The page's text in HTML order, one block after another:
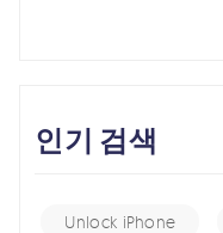
인기 검색
Unlock iPhone